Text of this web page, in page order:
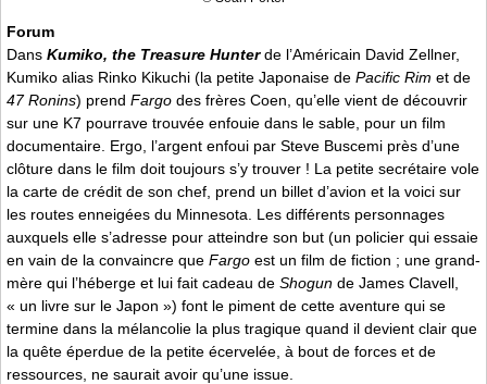
Forum
Dans Kumiko, the Treasure Hunter de l’Américain David Zellner,
Kumiko alias Rinko Kikuchi (la petite Japonaise de Pacific Rim et de
47 Ronins) prend Fargo des frères Coen, qu’elle vient de découvrir
sur une K7 pourrave trouvée enfouie dans le sable, pour un film
documentaire. Ergo, l’argent enfoui par Steve Buscemi près d’une
clôture dans le film doit toujours s’y trouver ! La petite secrétaire vole
la carte de crédit de son chef, prend un billet d’avion et la voici sur
les routes enneigées du Minnesota. Les différents personnages
auxquels elle s’adresse pour atteindre son but (un policier qui essaie
en vain de la convaincre que Fargo est un film de fiction ; une grand-
mère qui l’héberge et lui fait cadeau de Shogun de James Clavell,
« un livre sur le Japon ») font le piment de cette aventure qui se
termine dans la mélancolie la plus tragique quand il devient clair que
la quête éperdue de la petite écervelée, à bout de forces et de
ressources, ne saurait avoir qu’une issue.